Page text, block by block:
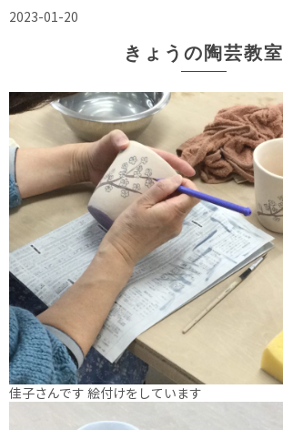
2023-01-20
きょうの陶芸教室
佳子さんです 絵付けをしています